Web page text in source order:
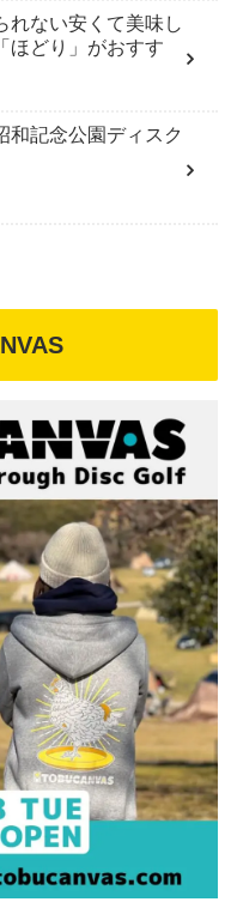
れない安くて美味し
ほどり」がおすす
和記念公園ディスク